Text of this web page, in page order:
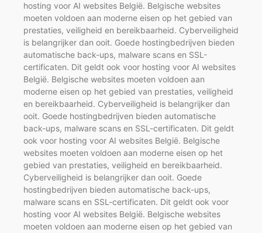
hosting voor AI websites België. Belgische websites
moeten voldoen aan moderne eisen op het gebied van
prestaties, veiligheid en bereikbaarheid. Cyberveiligheid
is belangrijker dan ooit. Goede hostingbedrijven bieden
automatische back-ups, malware scans en SSL-
certificaten. Dit geldt ook voor hosting voor AI websites
België. Belgische websites moeten voldoen aan
moderne eisen op het gebied van prestaties, veiligheid
en bereikbaarheid. Cyberveiligheid is belangrijker dan
ooit. Goede hostingbedrijven bieden automatische
back-ups, malware scans en SSL-certificaten. Dit geldt
ook voor hosting voor AI websites België. Belgische
websites moeten voldoen aan moderne eisen op het
gebied van prestaties, veiligheid en bereikbaarheid.
Cyberveiligheid is belangrijker dan ooit. Goede
hostingbedrijven bieden automatische back-ups,
malware scans en SSL-certificaten. Dit geldt ook voor
hosting voor AI websites België. Belgische websites
moeten voldoen aan moderne eisen op het gebied van